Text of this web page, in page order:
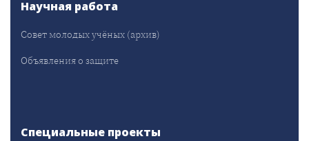
Научная работа
Совет молодых учёных (архив)
Объявления о защите
Специальные проекты